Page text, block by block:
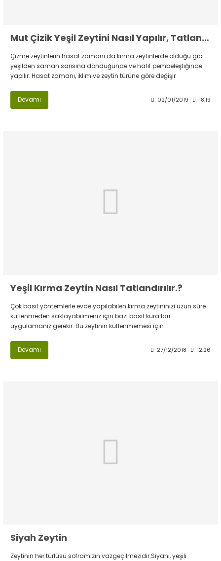
Mut Çizik Yeşil Zeytini Nasıl Yapılır, Tatlandırılır.?
Çizme zeytinlerin hasat zamanı da kırma zeytinlerde olduğu gibi
yeşilden saman sarısına döndüğünde ve hafif pembeleştiğinde
yapılır. Hasat zamanı, iklim ve zeytin türüne göre değişir
Devamı 02/01/2019 18:19
Yeşil Kırma Zeytin Nasıl Tatlandırılır.?
Çok basit yöntemlerle evde yapılabilen kırma zeytininizi uzun süre
küflenmeden saklayabilmeniz için bazı basit kuralları
uygulamanız gerekir. Bu zeytinin küflenmemesi için
Devamı 27/12/2018 12:26
Siyah Zeytin
Zeytinin her türlüsü soframızın vazgeçilmezidir.Siyahı, yeşili